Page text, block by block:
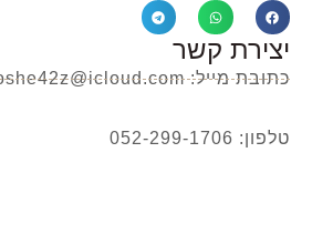
יצירת קשר
כתובת מייל: moshe42z@icloud.com
טלפון: 052-299-1706